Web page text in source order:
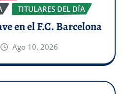
TITULARES DEL DÍA
en el F.C. Barcelona
Ago 10, 2026